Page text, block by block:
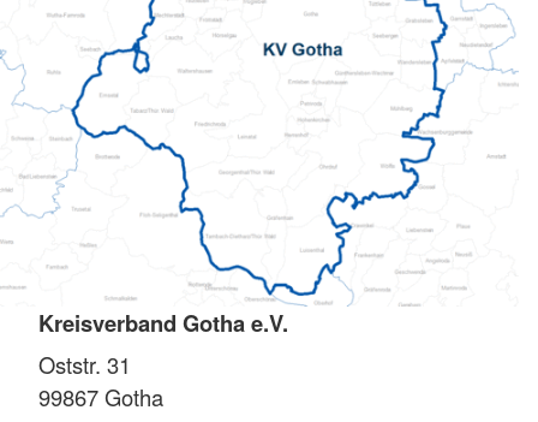
Kreisverband Gotha e.V.
Oststr. 31
99867Gotha